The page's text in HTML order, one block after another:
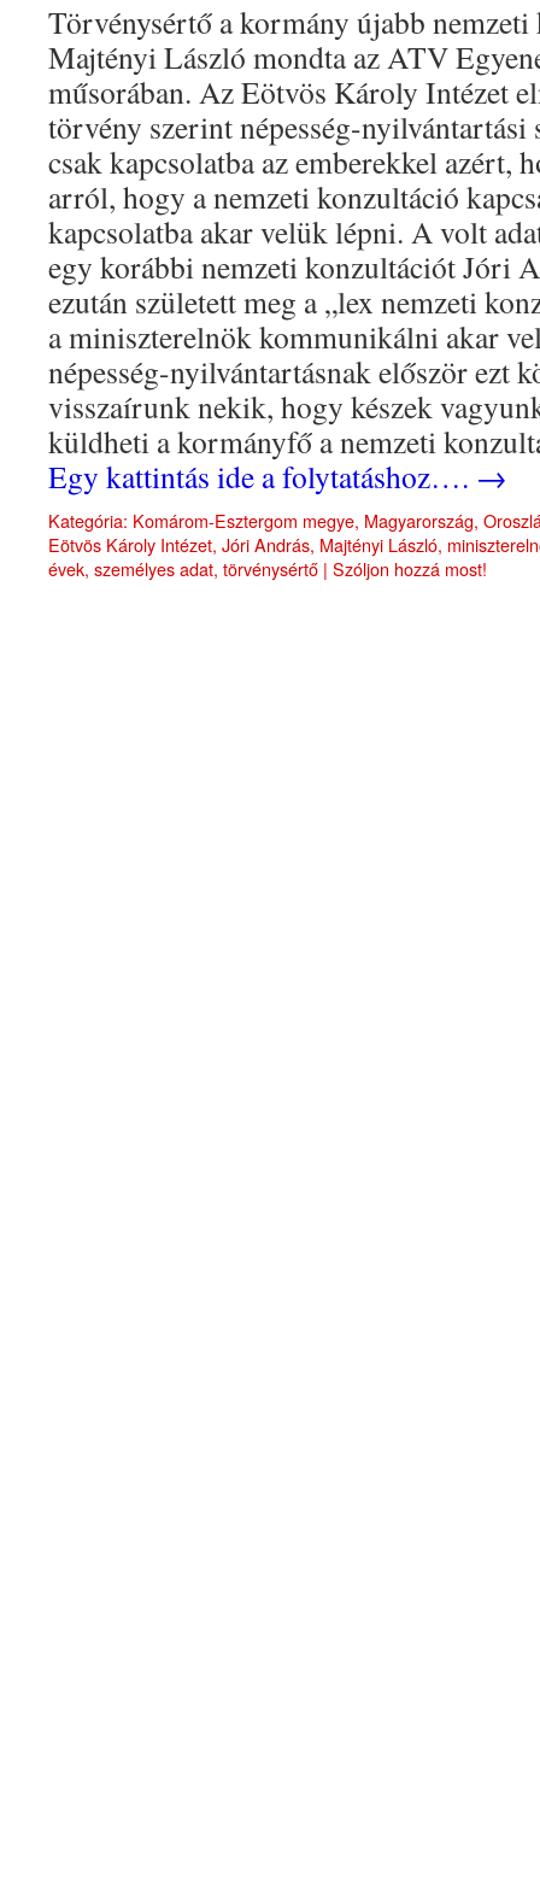
Törvénysértő a kormány újabb
Majtényi László mondta az ATV
műsorában. Az Eötvös Károly Intézet
törvény szerint népesség-nyilvántartási
csak kapcsolatba az emberekkel azért,
arról, hogy a nemzeti konzultáció
kapcsolatba akar velük lépni. A volt
egy korábbi nemzeti konzultációt Jóri
ezután született meg a „lex nemzeti
a miniszterelnök kommunikálni akar
népesség-nyilvántartásnak először ezt
visszaírunk nekik, hogy készek
küldheti a kormányfő a nemzeti
Egy kattintás ide a folytatáshoz…. →
Kategória: Komárom-Esztergom megye, Magyarország,
Eötvös Károly Intézet, Jóri András, Majtényi László,
évek, személyes adat, törvénysértő | Szóljon hozzá most!